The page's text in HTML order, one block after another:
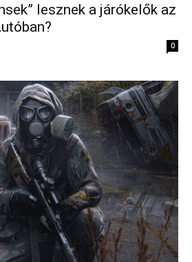
lesznek a járókelők az
0